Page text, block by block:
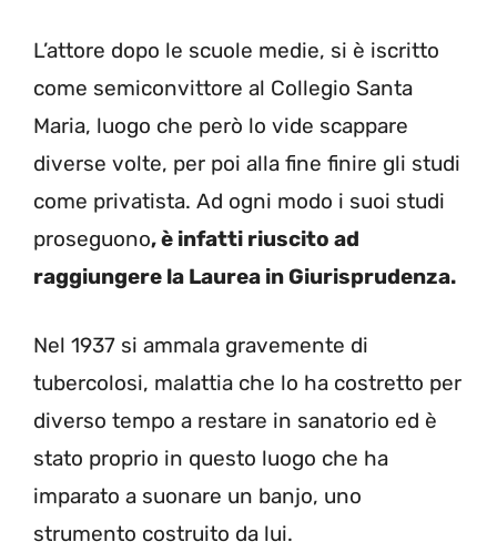
L’attore dopo le scuole medie, si è iscritto
come semiconvittore al Collegio Santa
Maria, luogo che però lo vide scappare
diverse volte, per poi alla fine finire gli studi
come privatista. Ad ogni modo i suoi studi
proseguono, è infatti riuscito ad
raggiungere la Laurea in Giurisprudenza.
Nel 1937 si ammala gravemente di
tubercolosi, malattia che lo ha costretto per
diverso tempo a restare in sanatorio ed è
stato proprio in questo luogo che ha
imparato a suonare un banjo, uno
strumento costruito da lui.